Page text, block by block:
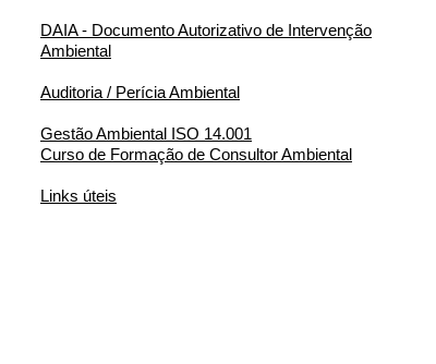
DAIA - Documento Autorizativo de Intervenção
Ambiental
Auditoria / Perícia Ambiental
Gestão Ambiental ISO 14.001
Curso de Formação de Consultor Ambiental
Links úteis